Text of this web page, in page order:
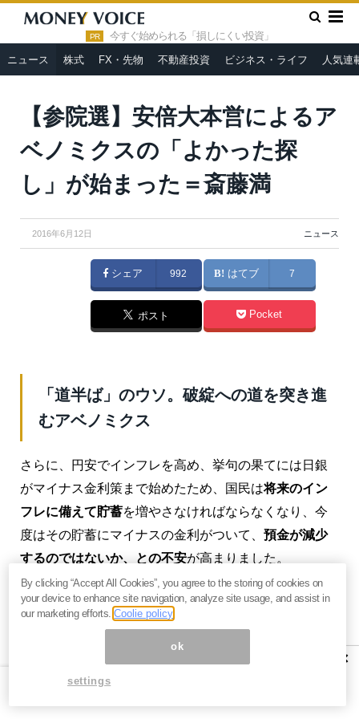
PR 今すぐ始められる「損しにくい投資」
ニュース 株式 FX・先物 不動産投資 ビジネス・ライフ 人気連
HOME » ニュース »
【参院選】安倍大本営によるアベノミクス
の「よかった探し」が始まった＝斎藤満
From首相官邸ホームページ
【参院選】安倍大本営によるア
ベノミクスの「よかった探
し」が始まった＝斎藤満
2016年6月12日 ニュース
シェア 992 はてブ 7
ポスト Pocket
「道半ば」のウソ。破綻への道を突き進
むアベノミクス
さらに、円安でインフレを高め、挙句の果てには日銀
がマイナス金利策まで始めたため、国民は将来のイン
フレに備えて貯蓄を増やさなければならなくなり、今
度はその貯蓄にマイナスの金利がついて、 預金が減少
するのではないか、との不安が高まりました。
これは国民に「期待」ではなく「不安」をあおる結果
となり、消費意欲が一層萎縮（消費性向の低下）を引
き起こしました。これでは消費が増えないばかりか、
選挙にも悪影響が及びかねません。
×
By clicking “Accept All Cookies”, you agree to the storing of cookies on
your device to enhance site navigation, analyze site usage, and assist in
our marketing efforts.Coolie policy
ok
settings